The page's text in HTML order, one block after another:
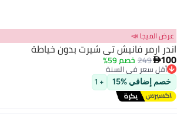
عرض الميجا 📣
اندر ارمر فانيش تي شيرت بدون خياطة
100
249 خصم 59%
أقل سعر في السنة
توصيل مجاني
أقل سعر في السنة
خصم إضافي %15 + 1